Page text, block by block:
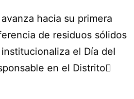
hacia su primera
de residuos sólidos
el Día del
en el Distrito